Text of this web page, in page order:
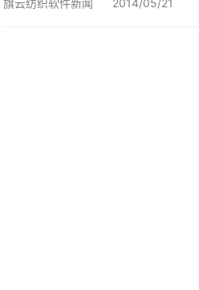
旗云纺织软件新闻 2014/05/21